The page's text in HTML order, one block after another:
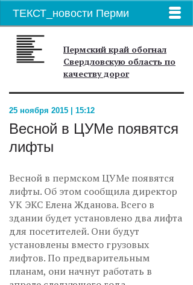
ТЕКСТ_новости Перми
Пермский край обогнал
Свердловскую область по
качеству дорог
25 ноября 2015 | 15:12
Весной в ЦУМе появятся
лифты
Весной в пермском ЦУМе появятся
лифты. Об этом сообщила директор
УК ЭКС Елена Жданова. Всего в
здании будет установлено два лифта
для посетителей. Они будут
установлены вместо грузовых
лифтов. По предварительным
планам, они начнут работать в